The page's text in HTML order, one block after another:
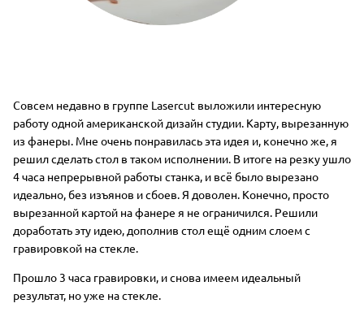
Совсем недавно в группе Lasercut выложили интересную
работу одной американской дизайн студии. Карту, вырезанную
из фанеры. Мне очень понравилась эта идея и, конечно же, я
решил сделать стол в таком исполнении. В итоге на резку ушло
4 часа непрерывной работы станка, и всё было вырезано
идеально, без изъянов и сбоев. Я доволен. Конечно, просто
вырезанной картой на фанере я не ограничился. Решили
доработать эту идею, дополнив стол ещё одним слоем с
гравировкой на стекле.
Прошло 3 часа гравировки, и снова имеем идеальный
результат, но уже на стекле.